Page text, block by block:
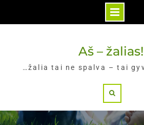
Aš – žalias!
…žalia tai ne spalva – tai